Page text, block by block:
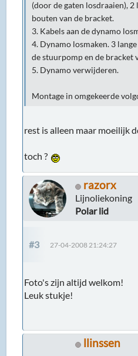
(door de gaten losdraaien), 2
bouten van de bracket.
3. Kabels aan de dynamo
4. Dynamo losmaken. 3
de stuurpomp en de bracket
5. Dynamo verwijderen.
Montage in omgekeerde
rest is alleen maar moeilijk
toch ?
razorx
Lijnoliekoning
Polar lid
#3 27-04-2008 21:24:27
Foto's zijn altijd welkom!
Leuk stukje!
llinssen